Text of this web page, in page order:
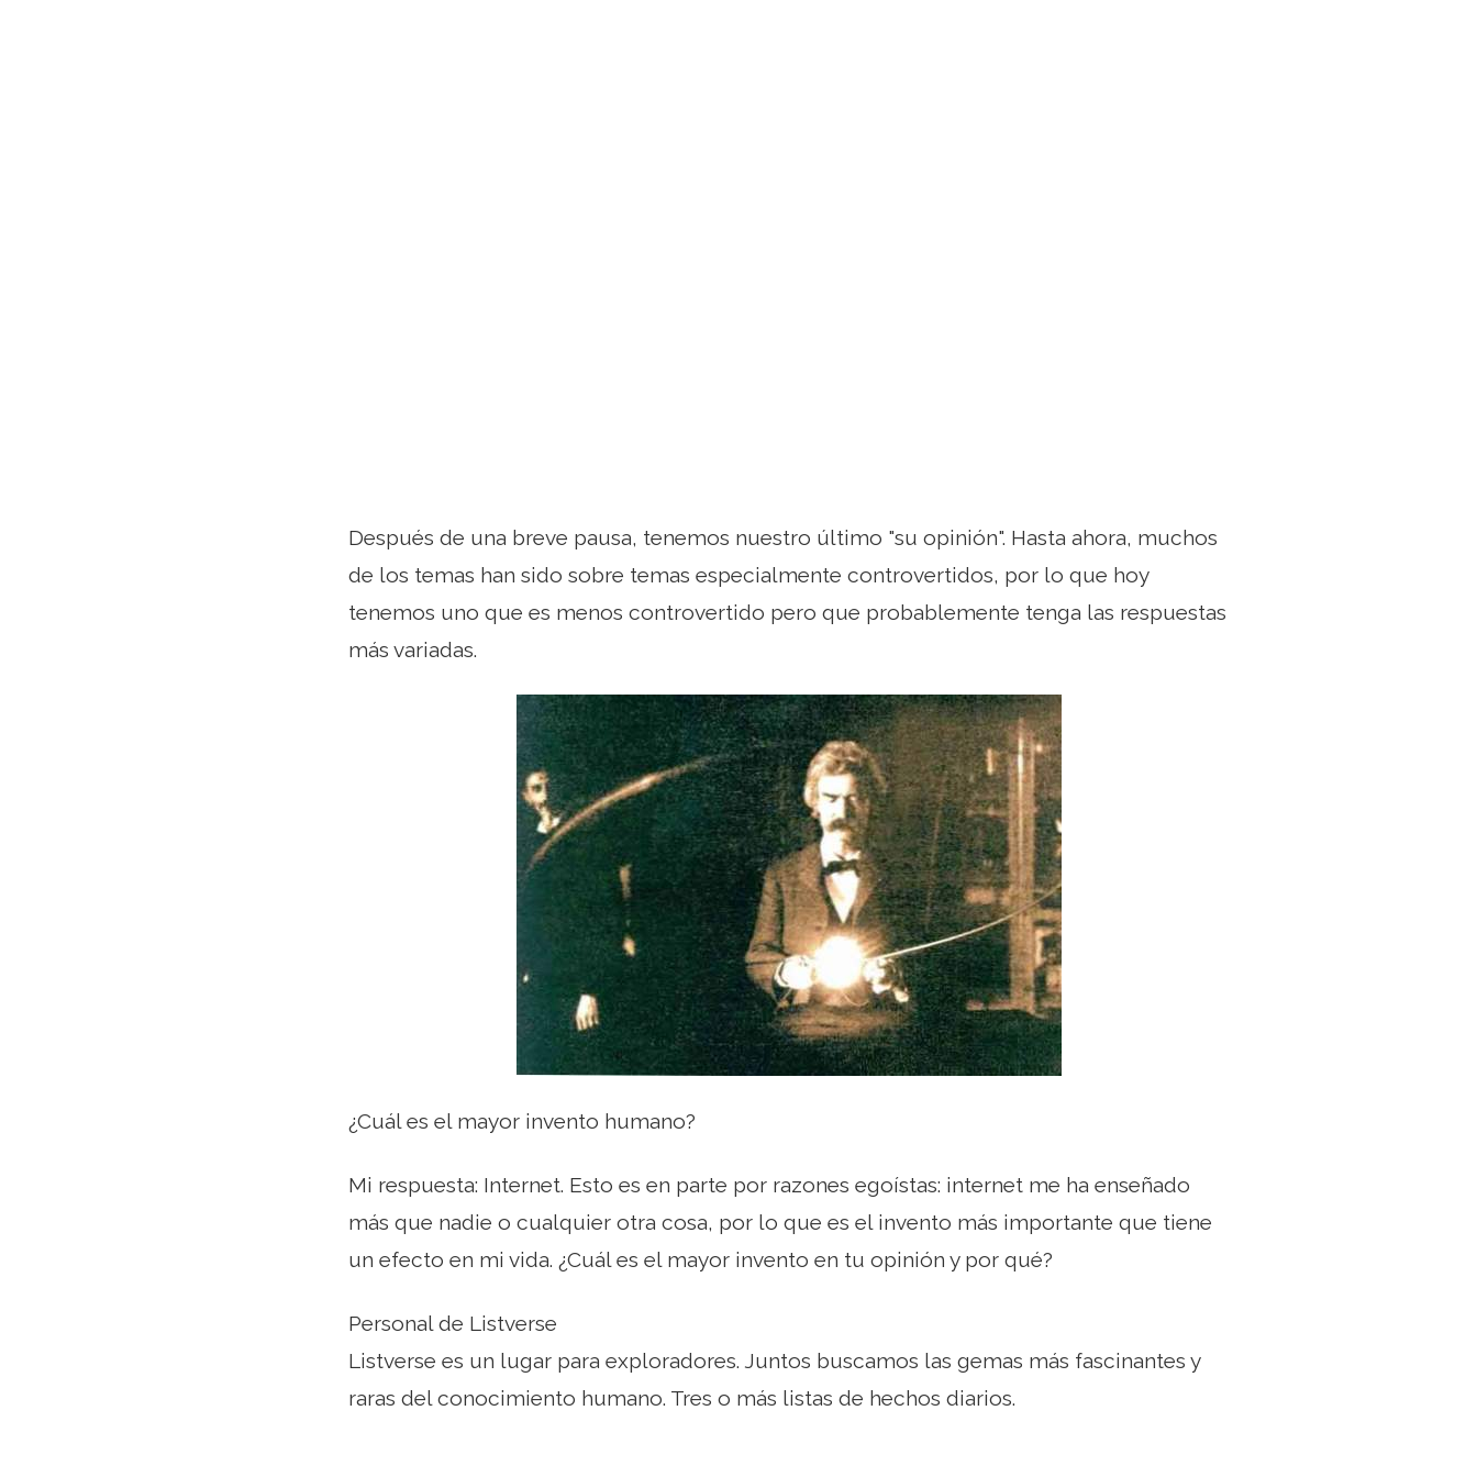
Después de una breve pausa, tenemos nuestro último "su opinión". Hasta ahora, muchos
de los temas han sido sobre temas especialmente controvertidos, por lo que hoy
tenemos uno que es menos controvertido pero que probablemente tenga las respuestas
más variadas.
¿Cuál es el mayor invento humano?
Mi respuesta: Internet. Esto es en parte por razones egoístas: internet me ha enseñado
más que nadie o cualquier otra cosa, por lo que es el invento más importante que tiene
un efecto en mi vida. ¿Cuál es el mayor invento en tu opinión y por qué?
Personal de Listverse
Listverse es un lugar para exploradores. Juntos buscamos las gemas más fascinantes y
raras del conocimiento humano. Tres o más listas de hechos diarios.